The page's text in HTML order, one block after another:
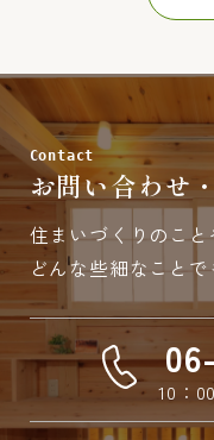
Contact
お問い合わせ
住まいづくりのこ
どんな些細なこと
10：